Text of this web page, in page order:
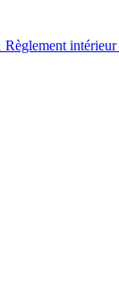
Règlement intérieur